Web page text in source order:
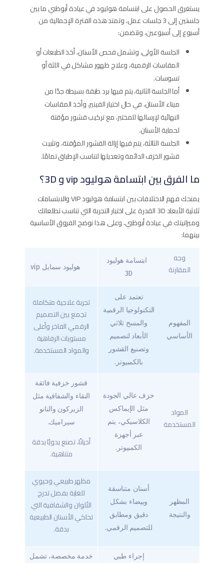
يستغرق الحصول على ابتسامة هوليود في عيادة أبوظبي ما بين
جلستين إلى 3 جلسات عمل، وتمتد هذه الفترة الإجمالية من
أسبوع إلى أسبوعين، وتتضمن:
الجلسة الأولى، وتشمل فحص الأسنان، أخذ الطبعات أو
المقاسات الرقمية، وعلاج ظهور مشاكل في اللثة أو
تسوسات.
أما الجلسة الثانية، يتم فيها برد طبقة بسيطة جدًا من
ميناء الأسنان، في حال اختيار الفينير، وأخذ المقاسات
النهائية لإرسالها للمختبر، مع تركيب قشور مؤقتة
لحماية الأسنان.
الجلسة الثالثة، يتم فيها إزالة القشور المؤقتة، وتثبيت
قشور الخزف الدائمة وتعديلها لتناسب الإطباق تمامًا.
ما الفرق بين ابتسامة هوليود vip و 3D؟
يمنحك فهم الاختلافات بين ابتسامة هوليود VIP والابتسامات
ثلاثية الأبعاد 3D القدرة على اختيار التجربة التي تناسب تطلعاتك
وميزانيتك في عيادة أبوظبي، وعلى هذا نوضح الفروق الأساسية
بينهما:
وجه
المقارنة
ابتسامة هوليود
3D
هوليود سمايل vip
المفهوم
الأساسي
تعتمد على
التكنولوجيا الرقمية
والمسح ثلاثي
الأبعاد لتصميم
وتصنيع القشور
بالكمبيوتر.
تجربة علاجية متكاملة
تجمع بين التصميم
الرقمي الفاخر وأعلى
مستويات الرفاهية
والمواد المستخدمة.
المواد
المستخدمة
خزف عالي الجودة
مثل الإيماكس
الكلاسيكي، يتم
عبر أجهزة
الكمبيوتر.
قشور خزفية فائقة
النقاء والشفافية مثل
الزيركون والنانو
سيراميك.
أحيانًا، تصنع يدويًا بدقة
متناهية.
المظهر
والنتيجة
أسنان متناسقة
وبيضاء بشكل
دقيق ومطابق
للتصميم الرقمي.
مظهر طبيعي وحيوي
للغاية بفضل تدرج
الألوان والشفافية التي
تحاكي الأسنان الطبيعية
بدقة.
إجراء طبي
خدمة مخصصة، تشمل